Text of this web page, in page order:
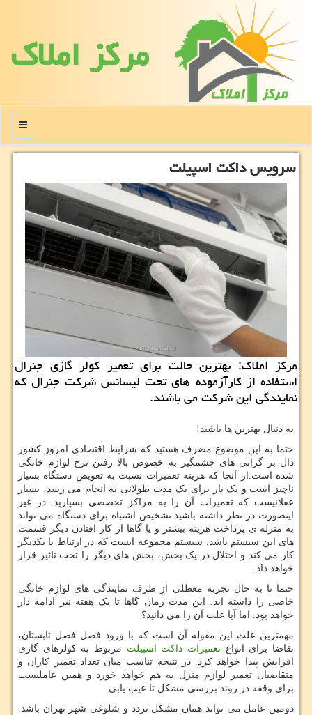
مركز املاك
منو
سرویس داكت اسپیلت
مركز املاك: بهترین حالت برای تعمیر كولر گازی جنرال
استفاده از كارآزموده های تحت لیسانس شركت جنرال كه
نمایندگی این شركت می باشند.
به دنبال بهترین ها باشید!
حتما به این موضوع مضرف هستید که شرایط اقتصادی امروز کشور
دال بر گرانی های چشمگیر به خصوص بالا رفتن نرخ لوازم خانگی
شده است.از آنجا که هزینه تعمیرات نسبت به تعویض دستگاه بسیار
ناچیز است و یک بار برای یک مدت طولانی به انجام می رسد، بسیار
عقلانیست که تعمیرات آن را به مراکز تخصصی بسپارید. در غیر
اینصورت در نظر داشته باشید تشخیص اشتباه برای دستگاه می تواند
به منزله ی پرداخت هزینه بیشتر و یا گاها از کار افتادن دیگر قسمت
های این سیستم باشد. سیستم مجموعه ایست که در ارتباط با یکدیگر
کار می کند و اختلال در یک بخش، بخش های دیگر را تحت تاثیر قرار
خواهد داد.
حتما تا به حال تجربه معطلی از طرف نمایندگی های لوازم خانگی
خاصی را داشته اید. این مدت زمان گاها تا یک هفته نیز ادامه دار
خواهد بود. اما آیا علت آن را می دانید؟
مهمترین علت این مقوله آن است که با ورود فصل فصل تابستان،
تقاضا برای انواع تعمیرات داکت اسپیلت مربوط به کولرهای گازی
افزایش پیدا خواهد کرد. در نتیجه تناسب میان تعداد تعمیر کاران و
متقاضیان تعمیر لوازم منزل به هم خواهد خورد و همین عاملیست
برای وقفه در روند بررسی مشکل تا عیب یابی.
دومین عامل می تواند همان مشکل تردد و شلوغی شهر تهران باشد.